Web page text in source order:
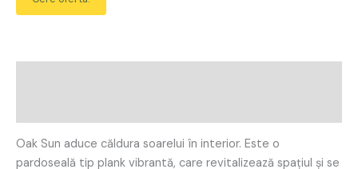
Oak Sun aduce căldura soarelui în interior. Este o
pardoseală tip plank vibrantă, care revitalizează spațiul și se